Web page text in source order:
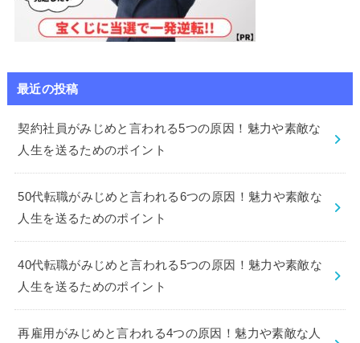
最近の投稿
契約社員がみじめと言われる5つの原因！魅力や素敵な
人生を送るためのポイント
50代転職がみじめと言われる6つの原因！魅力や素敵な
人生を送るためのポイント
40代転職がみじめと言われる5つの原因！魅力や素敵な
人生を送るためのポイント
再雇用がみじめと言われる4つの原因！魅力や素敵な人